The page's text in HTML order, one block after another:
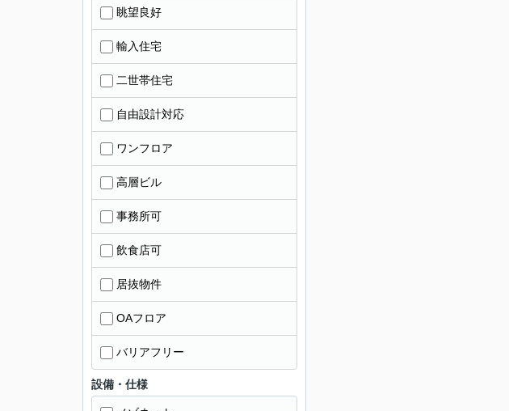
眺望良好
輸入住宅
二世帯住宅
自由設計対応
ワンフロア
高層ビル
事務所可
飲食店可
居抜物件
OAフロア
バリアフリー
設備・仕様